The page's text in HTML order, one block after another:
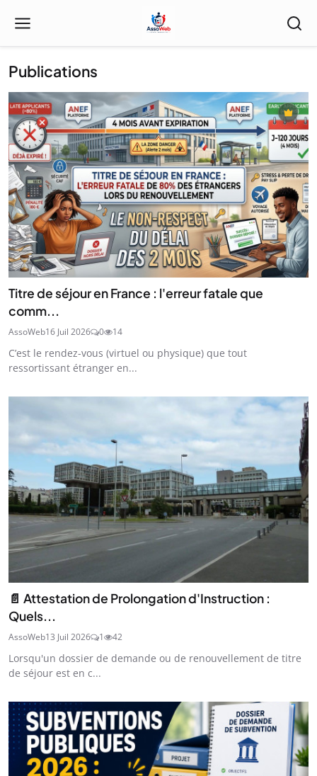
Publications
Titre de séjour en France : l'erreur fatale que
comm...
AssoWeb16 Juil 2026 0 14
C’est le rendez-vous (virtuel ou physique) que tout
ressortissant étranger en...
📄 Attestation de Prolongation d'Instruction :
Quels...
AssoWeb13 Juil 2026 1 42
Lorsqu'un dossier de demande ou de renouvellement de titre
de séjour est en c...